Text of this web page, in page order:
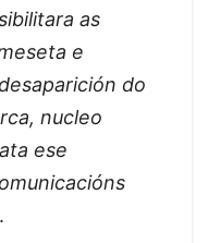
as
e
do
nucleo
ese